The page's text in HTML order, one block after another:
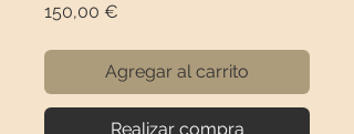
150,00 €
Agregar al carrito
Realizar compra